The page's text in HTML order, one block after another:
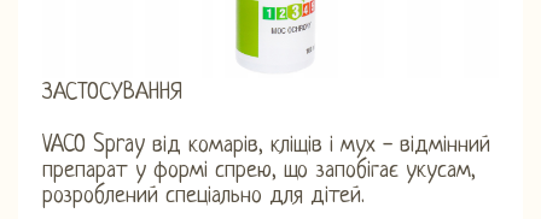
ЗАСТОСУВАННЯ
VACO Spray від комарів, кліщів і мух - відмінний
препарат у формі спрею, що запобігає укусам,
розроблений спеціально для дітей.